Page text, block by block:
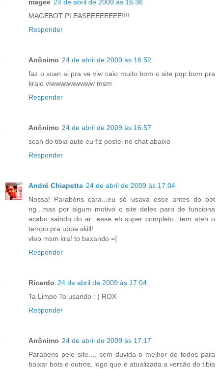
magee 24 de abril de 2009 às 16:36
MAGEBOT PLEASEEEEEEEE!!!!
Responder
Anônimo 24 de abril de 2009 às 16:52
faz o scan ai pra ve vlw caio muito bom o site pqp bom pra
kraio vlwwwwwwwww msm
Responder
Anônimo 24 de abril de 2009 às 16:57
scan do tibia auto eu fiz postei no chat abaixo
Responder
André Chiapetta 24 de abril de 2009 às 17:04
Nossa! Parabéns cara...eu só usava esse antes do bot
ng...mas por algum motivo o site deles paro de funciona
acabo saindo do ar...esse eh super completo...tem ateh o
tempo pra uppa skill!
vleo msm kra! to baxando =]
Responder
Ricardo 24 de abril de 2009 às 17:04
Ta Limpo To usando : ) ROX
Responder
Anônimo 24 de abril de 2009 às 17:17
Parabens pelo site.... sem duvida o melhor de todos para
baixar bots e outros, logo que é atualizada a versão do tibia